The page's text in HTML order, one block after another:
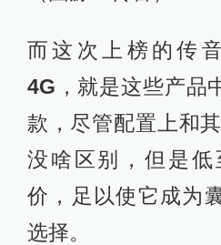
而这次上榜的传
4G ，就是这些产品
款，尽管配置上和
没啥区别，但是低
价，足以使它成为
选择。